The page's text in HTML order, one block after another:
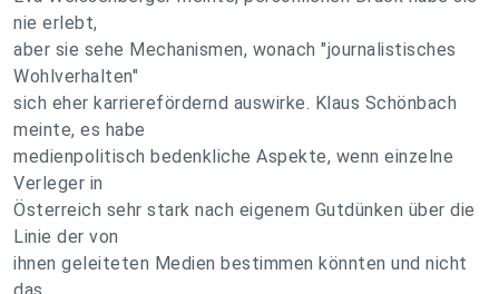
nie erlebt,
aber sie sehe Mechanismen, wonach "journalistisches
Wohlverhalten"
sich eher karrierefördernd auswirke. Klaus Schönbach
meinte, es habe
medienpolitisch bedenkliche Aspekte, wenn einzelne
Verleger in
Österreich sehr stark nach eigenem Gutdünken über die
Linie der von
ihnen geleiteten Medien bestimmen könnten und nicht